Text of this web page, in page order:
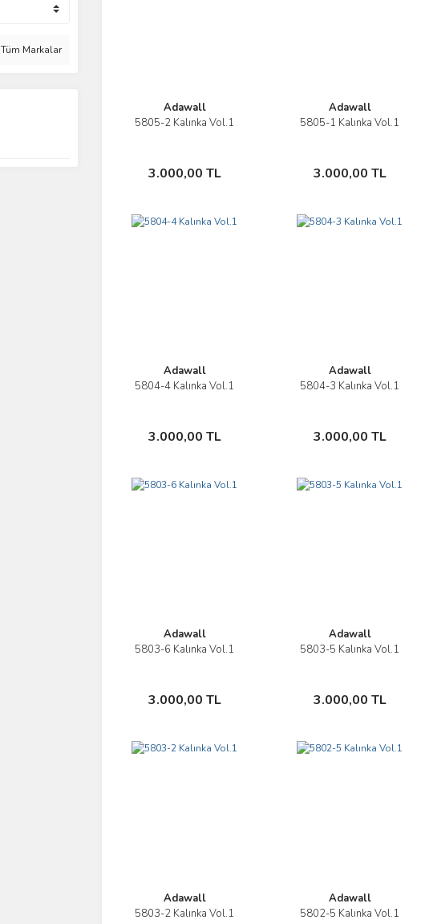
Tüm Markalar
Adawall
5805-2 Kalınka Vol.1
3.000,00 TL
İncele
Sepete Ekle
Adawall
5805-1 Kalınka Vol.1
3.000,00 TL
İncele
Sepete Ekle
Adawall
5804-4 Kalınka Vol.1
3.000,00 TL
İncele
Sepete Ekle
Adawall
5804-3 Kalınka Vol.1
3.000,00 TL
İncele
Sepete Ekle
Adawall
5803-6 Kalınka Vol.1
3.000,00 TL
İncele
Sepete Ekle
Adawall
5803-5 Kalınka Vol.1
3.000,00 TL
İncele
Sepete Ekle
Adawall
5803-2 Kalınka Vol.1
İncele
Adawall
5802-5 Kalınka Vol.1
İncele